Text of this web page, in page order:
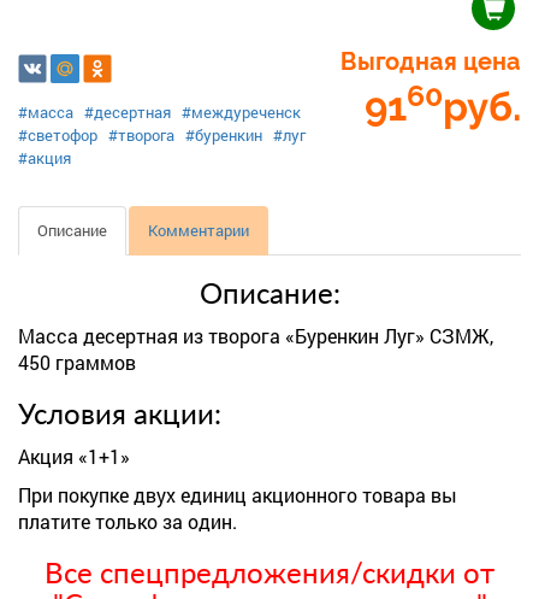
Выгодная цена
9160руб.
#масса #десертная #междуреченск
#светофор #творога #буренкин #луг
#акция
Описание Комментарии
Описание:
Масса десертная из творога «Буренкин Луг» СЗМЖ,
450 граммов
Условия акции:
Акция «1+1»
При покупке двух единиц акционного товара вы
платите только за один.
Все спецпредложения/скидки от